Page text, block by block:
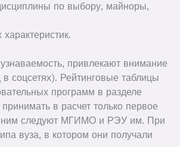
по выбору, майноры,
привлекают внимание
соцсетях). Рейтинговые таблицы
программ в разделе
в расчет только первое
ним следуют МГИМО и РЭУ им. При
вуза, в котором они получали